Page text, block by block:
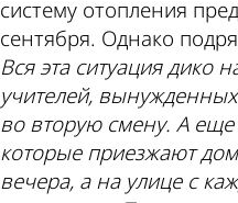
систему отопления
сентября. Однако
Вся эта ситуация дико
учителей,
во вторую смену. А еще
которые приезжают
вечера, а на улице с